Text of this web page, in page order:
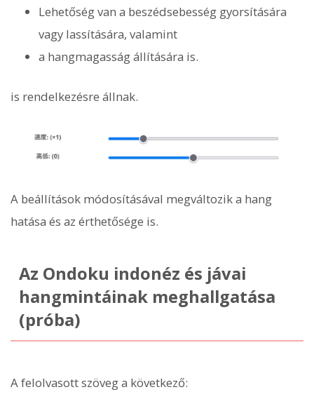
Lehetőség van a beszédsebesség gyorsítására
vagy lassítására, valamint
a hangmagasság állítására is.
is rendelkezésre állnak.
A beállítások módosításával megváltozik a hang
hatása és az érthetősége is.
Az Ondoku indonéz és jávai
hangmintáinak meghallgatása
(próba)
A felolvasott szöveg a következő: